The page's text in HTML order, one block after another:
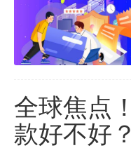
全球焦点！
款好不好？